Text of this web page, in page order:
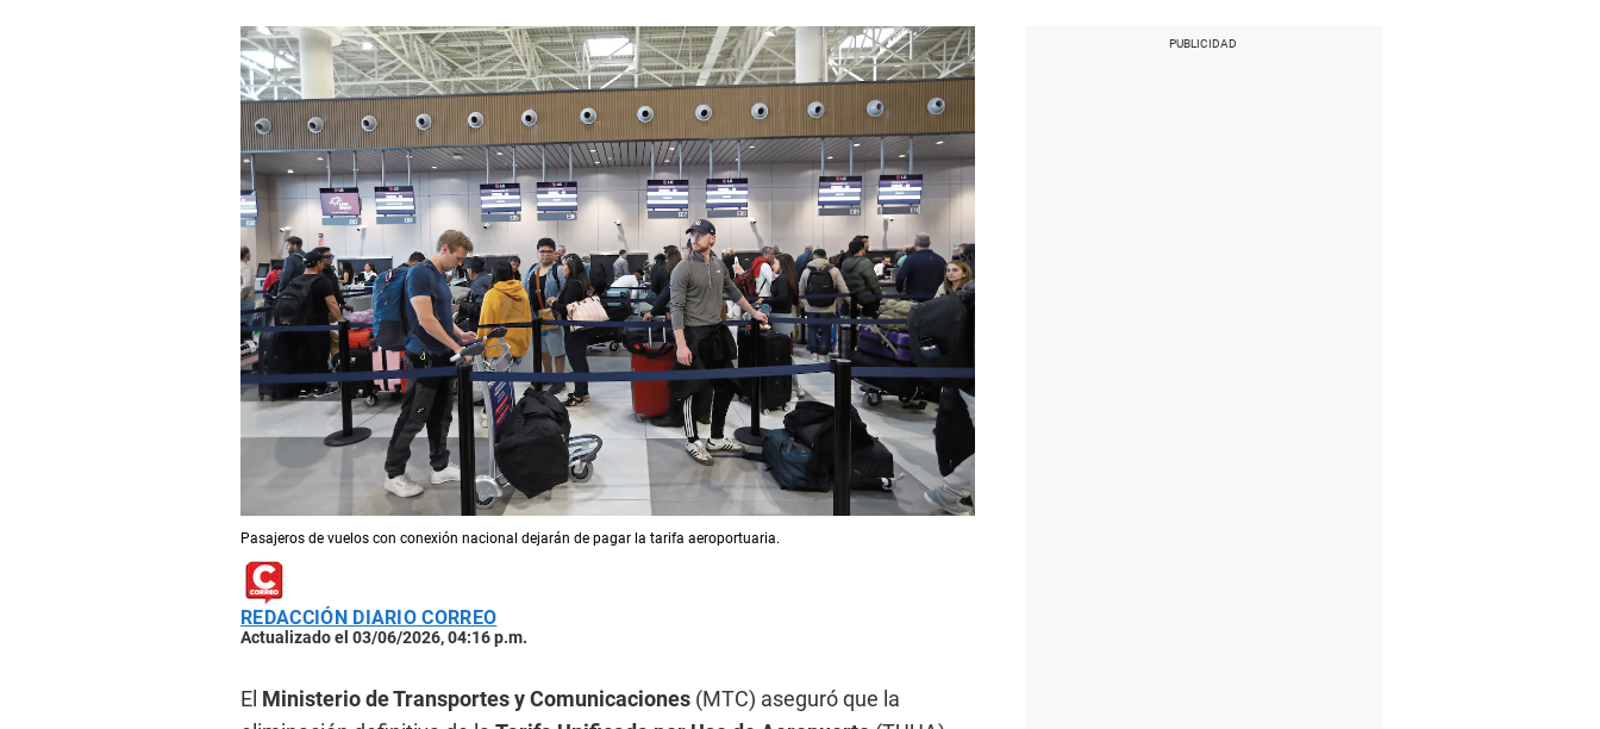
Pasajeros de vuelos con conexión nacional dejarán de pagar la tarifa aeroportuaria.
REDACCIÓN DIARIO CORREO
Actualizado el 03/06/2026, 04:16 p.m.
El Ministerio de Transportes y Comunicaciones (MTC) aseguró que la